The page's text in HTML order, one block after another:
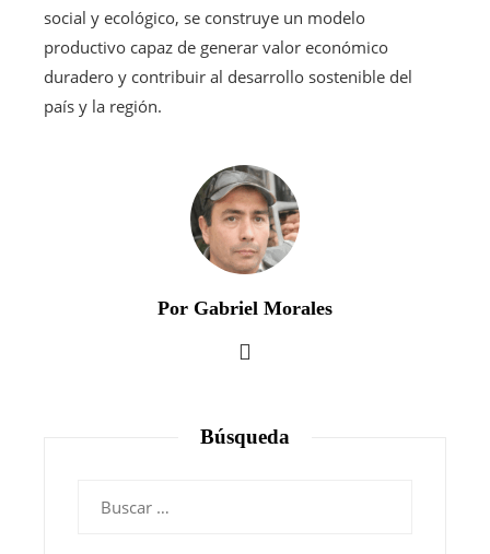
social y ecológico, se construye un modelo
productivo capaz de generar valor económico
duradero y contribuir al desarrollo sostenible del
país y la región.
Por Gabriel Morales
Búsqueda